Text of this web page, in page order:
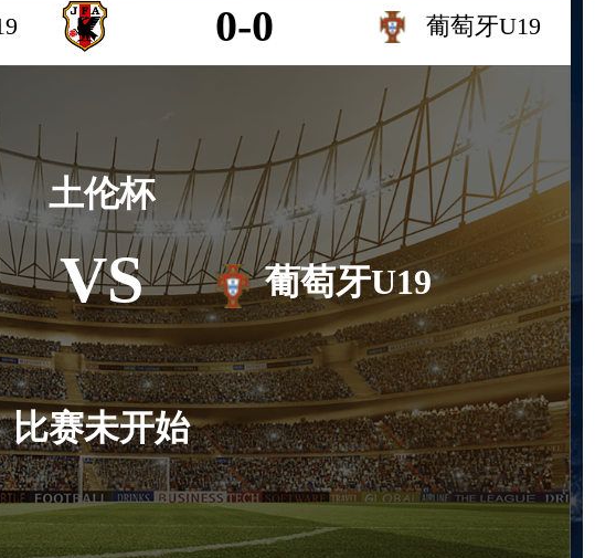
0-0 葡萄牙U19
土伦杯
VS
比赛未开始
葡萄牙U19